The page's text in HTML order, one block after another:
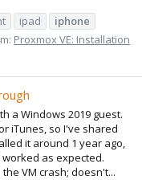
ipad
iphone
Proxmox VE: Installation
a Windows 2019 guest.
iTunes, so I've shared
it around 1 year ago,
as expected.
VM crash; doesn't...